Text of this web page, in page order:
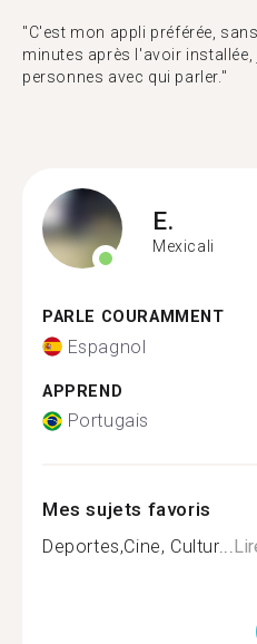
"C'est mon appli préférée,
minutes après l'avoir
personnes avec qui parler."
E.
Mexicali
PARLE COURAMMENT
Espagnol
APPREND
Portugais
Mes sujets favoris
Deportes,Cine, Cultur...